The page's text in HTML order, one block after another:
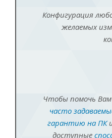
Конфигурация
желаемых
Чтобы помочь
часто
гарантию на ПК
доступные